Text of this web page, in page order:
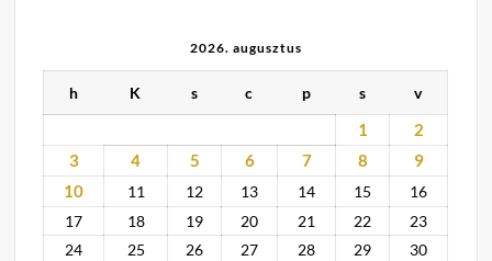
2026. augusztus
h K s c p s v
1
2
3
4 5 6 7 8
9
10
11 12 13 14 15
16
17
18 19 20 21 22
23
24
25 26 27 28 29
30